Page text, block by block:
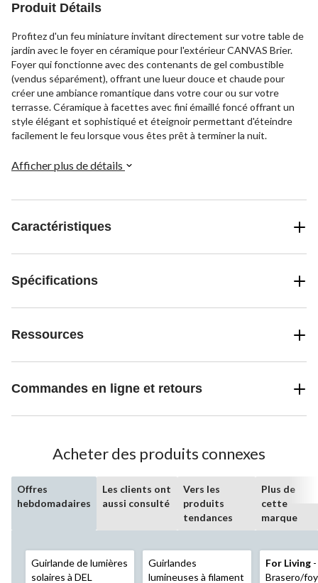
Produit Détails
Profitez d'un feu miniature invitant directement sur votre table de
jardin avec le foyer en céramique pour l'extérieur CANVAS Brier.
Foyer qui fonctionne avec des contenants de gel combustible
(vendus séparément), offrant une lueur douce et chaude pour
créer une ambiance romantique dans votre cour ou sur votre
terrasse. Céramique à facettes avec fini émaillé foncé offrant un
style élégant et sophistiqué et éteignoir permettant d'éteindre
facilement le feu lorsque vous êtes prêt à terminer la nuit.
Afficher plus de détails
Caractéristiques
Spécifications
Ressources
Commandes en ligne et retours
Acheter des produits connexes
Offres
hebdomadaires
Les clients ont
aussi consulté
Vers les
produits
tendances
Plus de
cette
marque
Guirlande de lumières
solaires à DEL
Guirlandes
lumineuses à filament
For Living -
Brasero/